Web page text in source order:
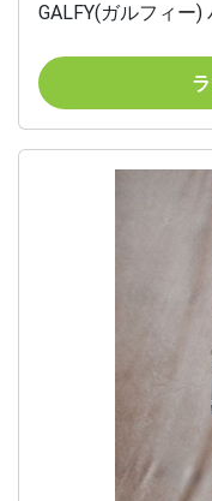
GALFY(ガルフィー